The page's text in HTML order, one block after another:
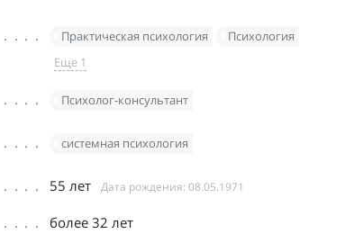
Практическая психология Психология
Еще 1
Психолог-консультант
системная психология
55 лет Дата рождения: 08.05.1971
более 32 лет